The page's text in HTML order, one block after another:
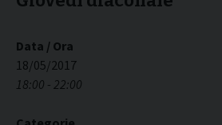
Data / Ora
18/05/2017
18:00 - 22:00